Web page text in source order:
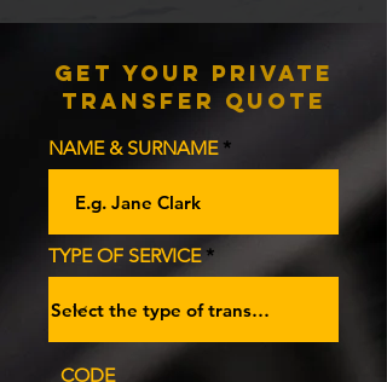
Get Your Private
Transfer Quote
NAME & SURNAME
TYPE OF SERVICE
CODE